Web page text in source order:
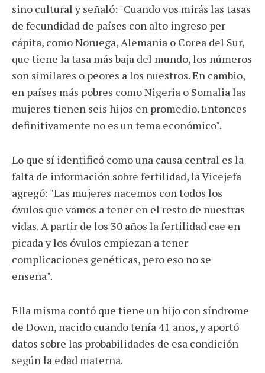
sino cultural y señaló: "Cuando vos mirás las tasas
de fecundidad de países con alto ingreso per
cápita, como Noruega, Alemania o Corea del Sur,
que tiene la tasa más baja del mundo, los números
son similares o peores a los nuestros. En cambio,
en países más pobres como Nigeria o Somalia las
mujeres tienen seis hijos en promedio. Entonces
definitivamente no es un tema económico".
Lo que sí identificó como una causa central es la
falta de información sobre fertilidad, la Vicejefa
agregó: "Las mujeres nacemos con todos los
óvulos que vamos a tener en el resto de nuestras
vidas. A partir de los 30 años la fertilidad cae en
picada y los óvulos empiezan a tener
complicaciones genéticas, pero eso no se
enseña".
Ella misma contó que tiene un hijo con síndrome
de Down, nacido cuando tenía 41 años, y aportó
datos sobre las probabilidades de esa condición
según la edad materna.